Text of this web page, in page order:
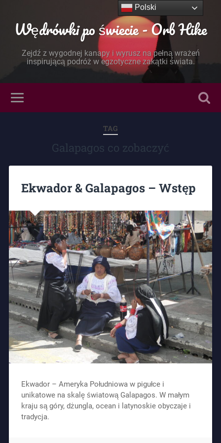
Wędrówki po świecie - Orb Hike
Zejdź z wygodnej kanapy i wyrusz na pełną wrażeń
inspirującą podróż w egzotyczne zakątki świata.
TAG
Galapagos co zobaczyć
Ekwador & Galapagos – Wstęp
Ekwador – Ameryka Południowa w pigułce i
unikatowe na skalę światową Galapagos. W małym
kraju są góry, dżungla, ocean i latynoskie obyczaje i
tradycja.
Polski